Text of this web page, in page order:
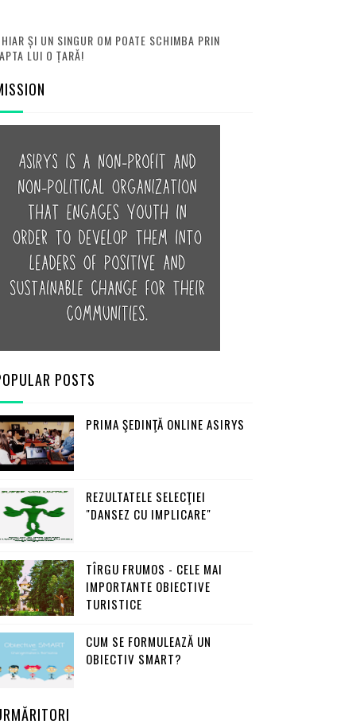
ȘI UN SINGUR OM POATE SCHIMBA PRIN
LUI O ȚARĂ!
POSTS
PRIMA ŞEDINŢĂ ONLINE ASIRYS
REZULTATELE SELECŢIEI
"DANSEZ CU IMPLICARE"
TÎRGU FRUMOS - CELE MAI
IMPORTANTE OBIECTIVE
TURISTICE
CUM SE FORMULEAZĂ UN
OBIECTIV SMART?